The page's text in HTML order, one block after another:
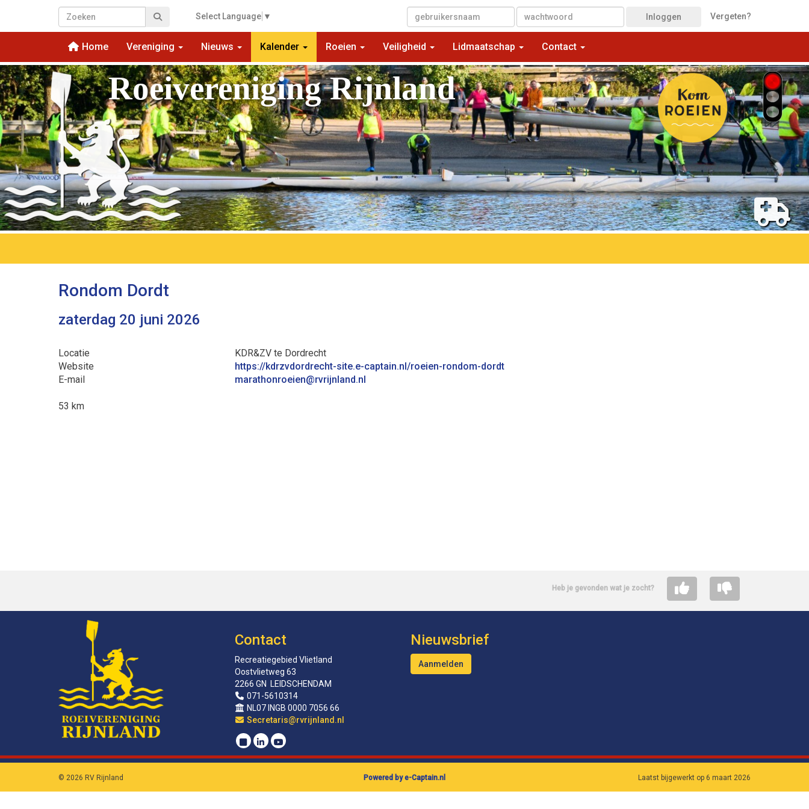
Select Language ▼ Inloggen Vergeten?
Home Vereniging Nieuws Kalender Roeien Veiligheid Lidmaatschap Contact
Roeivereniging Rijnland
Rondom Dordt
zaterdag 20 juni 2026
Locatie
KDR&ZV te Dordrecht
Website
https://kdrzvdordrecht-site.e-captain.nl/roeien-rondom-dordt
E-mail
neieornohtaram@rvrijnland.nl
53 km
Heb je gevonden wat je zocht?
Contact
Recreatiegebied Vlietland
Oostvlietweg 63
2266 GN LEIDSCHENDAM
071-5610314
NL07 INGB 0000 7056 66
siraterceS@rvrijnland.nl
Nieuwsbrief
Aanmelden
© 2026 RV Rijnland Powered by e-Captain.nl Laatst bijgewerkt op 6 maart 2026